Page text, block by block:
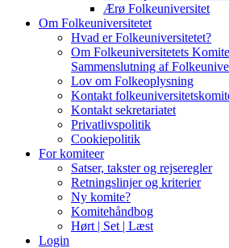
Ærø Folkeuniversitet
Om Folkeuniversitetet
Hvad er Folkeuniversitetet?
Om Folkeuniversitetets
Sammenslutning af
Lov om Folkeoplysning
Kontakt
Kontakt sekretariatet
Privatlivspolitik
Cookiepolitik
For komiteer
Satser, takster og rejseregler
Retningslinjer og kriterier
Ny komite?
Komitehåndbog
Hørt | Set | Læst
Login